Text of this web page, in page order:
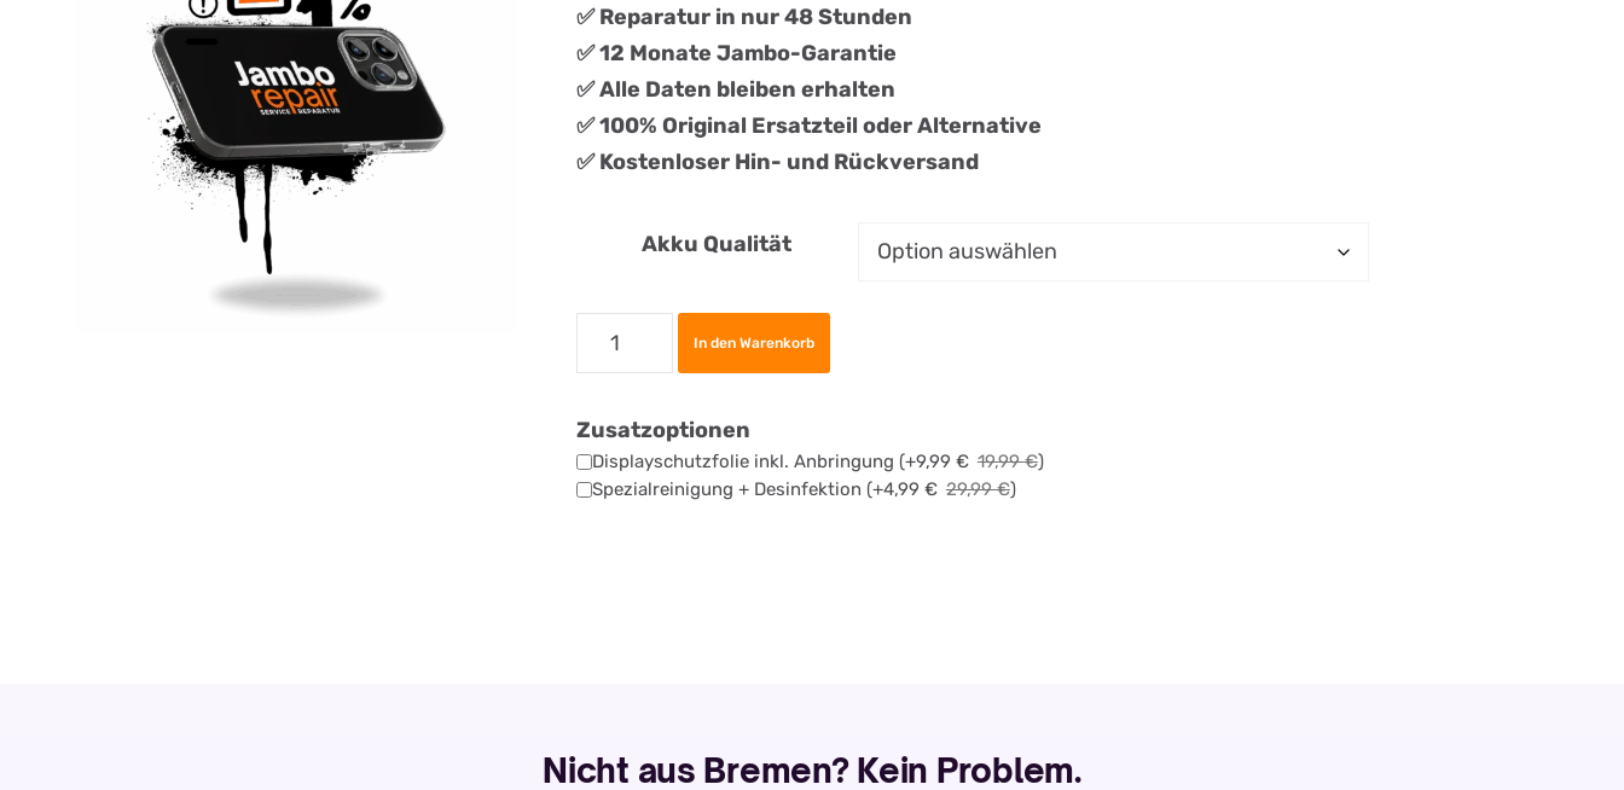
✅ Reparatur in nur 48 Stunden
✅ 12 Monate Jambo-Garantie
✅ Alle Daten bleiben erhalten
✅ 100% Original Ersatzteil oder Alternative
✅ Kostenloser Hin- und Rückversand
Akku Qualität
Apple
iPhone
Akku
Tauschen
In den Warenkorb
Zusatzoptionen
Displayschutzfolie inkl. Anbringung (+9,99 € 19,99€)
Spezialreinigung + Desinfektion (+4,99 € 29,99€)
Nicht aus Bremen? Kein Problem.